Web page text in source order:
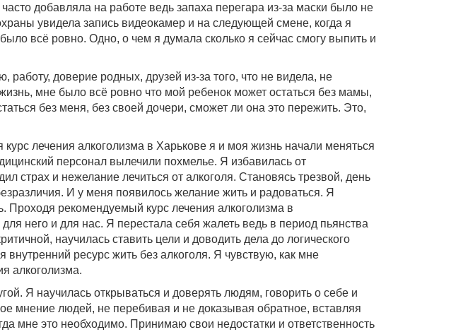
добавляла на работе ведь запаха перегара из-за маски было не
увидела запись видеокамер и на следующей смене, когда я
всё ровно. Одно, о чем я думала сколько я сейчас смогу выпить и
доверие родных, друзей из-за того, что не видела, не
мне было всё ровно что мой ребенок может остаться без мамы,
без меня, без своей дочери, сможет ли она это пережить. Это,
лечения алкоголизма в Харькове я и моя жизнь начали меняться
персонал вылечили похмелье. Я избавилась от
страх и нежелание лечиться от алкоголя. Становясь трезвой, день
И у меня появилось желание жить и радоваться. Я
рекомендуемый курс лечения алкоголизма в
него и для нас. Я перестала себя жалеть ведь в период пьянства
научилась ставить цели и доводить дела до логического
внутренний ресурс жить без алкоголя. Я чувствую, как мне
алкоголизма.
Я научилась открываться и доверять людям, говорить о себе и
мнение людей, не перебивая и не доказывая обратное, вставляя
мне это необходимо. Принимаю свои недостатки и ответственность